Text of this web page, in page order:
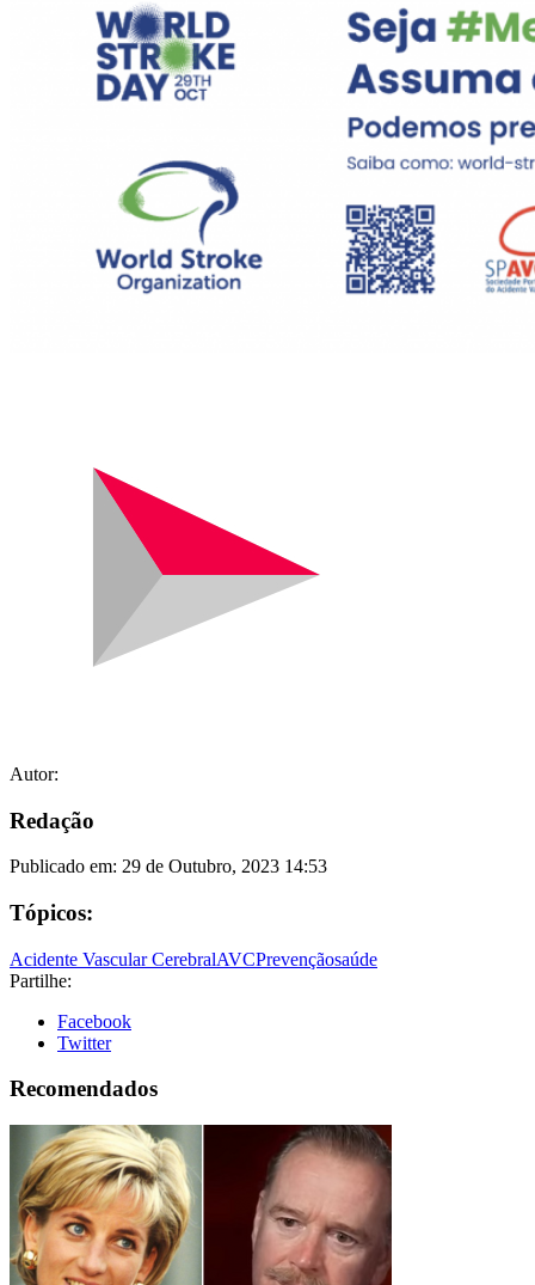
Autor:
Redação
Publicado em: 29 de Outubro, 2023 14:53
Tópicos:
Acidente Vascular CerebralAVCPrevençãosaúde
Partilhe:
Facebook
Twitter
Recomendados